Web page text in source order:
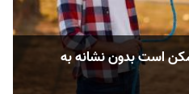
است بدون نشانه به